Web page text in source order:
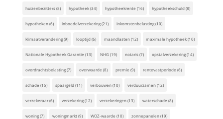
huizenbezitters(8) hypotheek(34) hypotheekrente (16) hypotheekschuld(8)
hypotheken(6) inboedelverzekering(21) inkomstenbelasting(10)
klimaatverandering(9) looptijd(6) maandlasten(12) maximale hypotheek(10)
Nationale Hypotheek Garantie (13) NHG(19) notaris(7) opstalverzekering(14)
overdrachtsbelasting(7) overwaarde (8) premie (9) rentevastperiode (6)
schade (15) spaargeld(11) verbouwen(10) verduurzamen(12)
verzekeraar(6) verzekering(12) verzekeringen(13) waterschade (8)
woning(7) woningmarkt(9) WOZ-waarde (10) zonnepanelen(19)